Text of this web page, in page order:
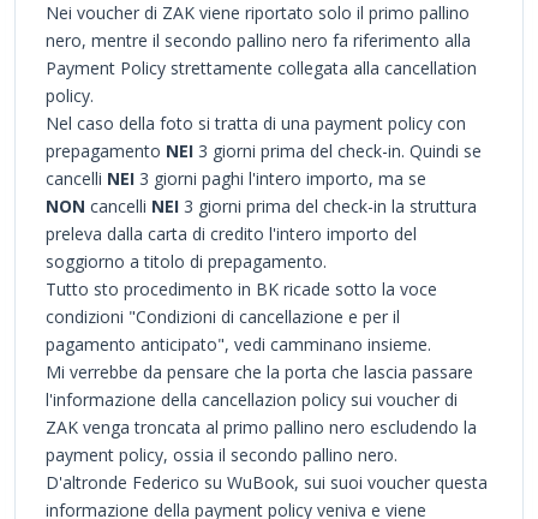
Nei voucher di ZAK viene riportato solo il primo pallino
nero, mentre il secondo pallino nero fa riferimento alla
Payment Policy strettamente collegata alla cancellation
policy.
Nel caso della foto si tratta di una payment policy con
prepagamento NEI 3 giorni prima del check-in. Quindi se
cancelli NEI 3 giorni paghi l'intero importo, ma se
NON cancelli NEI 3 giorni prima del check-in la struttura
preleva dalla carta di credito l'intero importo del
soggiorno a titolo di prepagamento.
Tutto sto procedimento in BK ricade sotto la voce
condizioni "Condizioni di cancellazione e per il
pagamento anticipato", vedi camminano insieme.
Mi verrebbe da pensare che la porta che lascia passare
l'informazione della cancellazion policy sui voucher di
ZAK venga troncata al primo pallino nero escludendo la
payment policy, ossia il secondo pallino nero.
D'altronde Federico su WuBook, sui suoi voucher questa
informazione della payment policy veniva e viene